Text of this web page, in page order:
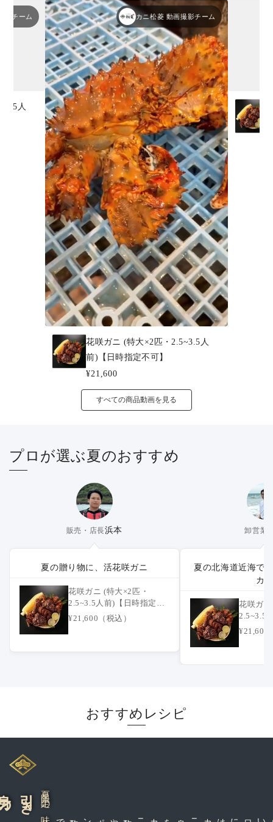
影チーム
人
カニ松菱 動画撮影チーム
花咲ガニ (特大×2匹・2.5~3.5人
前)【日時指定不可】
¥21,600
すべての商品動画を見る
プロが選ぶ夏のおすすめ
販売・店長浜本
夏の贈り物に、活花咲ガニ
花咲ガニ (特大×2匹・
2.5~3.5人前)【日時指定不
可】
¥21,600（税込）
卸営業
夏の北海道近海で
カ
花咲ガ
2.5~3.5
可】
¥21,600
おすすめレシピ
力 暑い日にはカニ身を
カニ酢やポン酢で